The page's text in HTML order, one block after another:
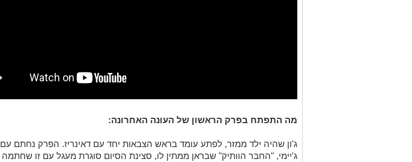
מה התפתח בפרק הראשון של העונה האחרונה:
ג'ון שהיה ילד ממזר, לפתע עומד בראש הצבאות יחד עם דאינריז. הפרק נחתם עם
ג'יימי, "החבר הוותיק" שבראן ממתין לו, סצינת הסיום סוגרת מעגל עם זו שחתמה